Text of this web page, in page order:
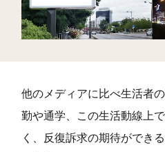
他のメディアに比べ生活者
勤や通学、この生活動線上
く、反復訴求の期待ができ